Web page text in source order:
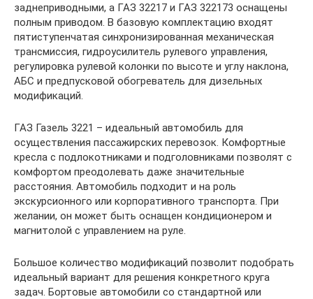
заднеприводными, а ГАЗ 32217 и ГАЗ 322173 оснащены
полным приводом. В базовую комплектацию входят
пятиступенчатая синхронизированная механическая
трансмиссия, гидроусилитель рулевого управления,
регулировка рулевой колонки по высоте и углу наклона,
АБС и предпусковой обогреватель для дизельных
модификаций.
ГАЗ Газель 3221 – идеальный автомобиль для
осуществления пассажирских перевозок. Комфортные
кресла с подлокотниками и подголовниками позволят с
комфортом преодолевать даже значительные
расстояния. Автомобиль подходит и на роль
экскурсионного или корпоративного транспорта. При
желании, он может быть оснащен кондиционером и
магнитолой с управлением на руле.
Большое количество модификаций позволит подобрать
идеальный вариант для решения конкретного круга
задач. Бортовые автомобили со стандартной или